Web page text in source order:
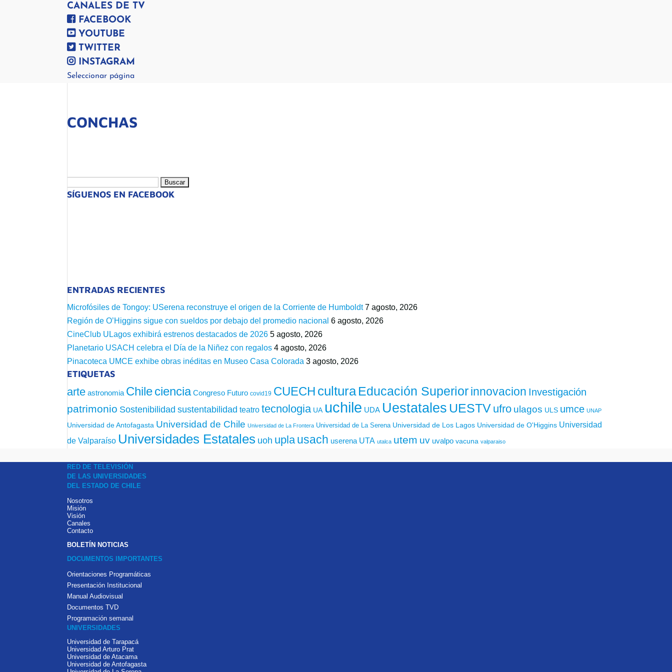
CANALES DE TV
FACEBOOK
YOUTUBE
TWITTER
INSTAGRAM
Seleccionar página
CONCHAS
SÍGUENOS EN FACEBOOK
ENTRADAS RECIENTES
Microfósiles de Tongoy: USerena reconstruye el origen de la Corriente de Humboldt 7 agosto, 2026
Región de O’Higgins sigue con sueldos por debajo del promedio nacional 6 agosto, 2026
CineClub ULagos exhibirá estrenos destacados de 2026 5 agosto, 2026
Planetario USACH celebra el Día de la Niñez con regalos 4 agosto, 2026
Pinacoteca UMCE exhibe obras inéditas en Museo Casa Colorada 3 agosto, 2026
ETIQUETAS
arte astronomia Chileciencia Congreso Futuro covid19 CUECH culturaEducación Superiorinnovacion Investigación
patrimonio Sostenibilidad sustentabilidad teatro tecnologia UA uchile UDA Uestatales UESTV ufro ulagos ULS umce UNAP
Universidad de Antofagasta Universidad de Chile Universidad de La Frontera Universidad de La Serena Universidad de Los Lagos Universidad de O'Higgins Universidad
de Valparaíso Universidades Estatales uoh uplausach userena UTA utalca utem uv uvalpo vacuna valparaiso
RED DE TELEVISIÓN
DE LAS UNIVERSIDADES
DEL ESTADO DE CHILE
Nosotros
Misión
Visión
Canales
Contacto
BOLETÍN NOTICIAS
DOCUMENTOS IMPORTANTES
Orientaciones Programáticas
Presentación Institucional
Manual Audiovisual
Documentos TVD
Programación semanal
UNIVERSIDADES
Universidad de Tarapacá
Universidad Arturo Prat
Universidad de Atacama
Universidad de Antofagasta